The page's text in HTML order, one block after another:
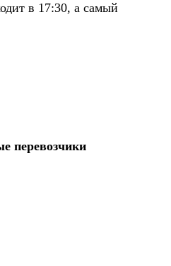
в 17:30, а самый
перевозчики